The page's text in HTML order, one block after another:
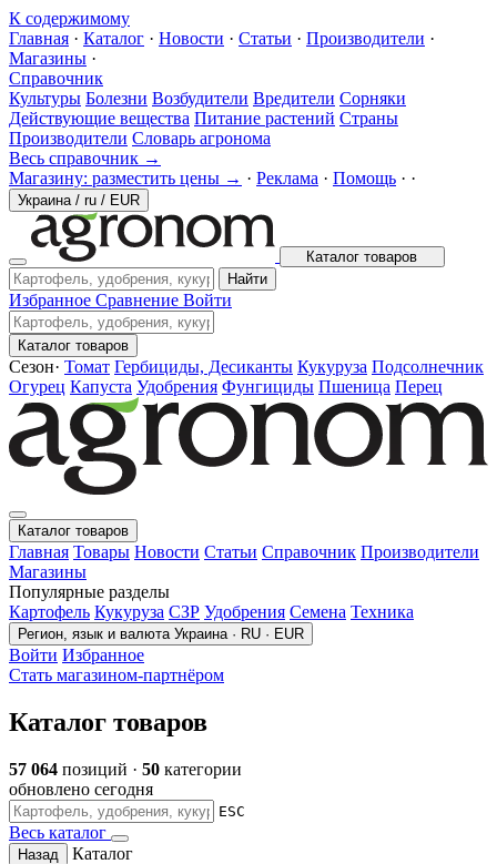
К содержимому
Главная · Каталог · Новости · Статьи · Производители ·
Магазины ·
Справочник
Культуры Болезни Возбудители Вредители Сорняки
Действующие вещества Питание растений Страны
Производители Словарь агронома
Весь справочник →
Магазину: разместить цены → · Реклама · Помощь · ·
Украина / ru / EUR
Каталог товаров
Найти
Избранное Сравнение Войти
Каталог товаров
Сезон· Томат Гербициды, Десиканты Кукуруза Подсолнечник
Огурец Капуста Удобрения Фунгициды Пшеница Перец
Каталог товаров
Главная Товары Новости Статьи Справочник Производители
Магазины
Популярные разделы
Картофель Кукуруза СЗР Удобрения Семена Техника
Регион, язык и валюта Украина · RU · EUR
Войти Избранное
Стать магазином-партнёром
Каталог товаров
57 064 позиций · 50 категории
обновлено сегодня
ESC
Весь каталог
Назад
Каталог